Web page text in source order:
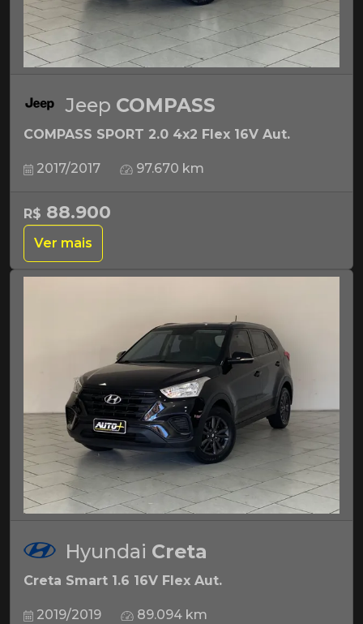
Jeep COMPASS
COMPASS SPORT 2.0 4x2 Flex 16V Aut.
2017/2017 97.670 km
R$ 88.900
Ver mais
Hyundai Creta
Creta Smart 1.6 16V Flex Aut.
2019/2019 89.094 km